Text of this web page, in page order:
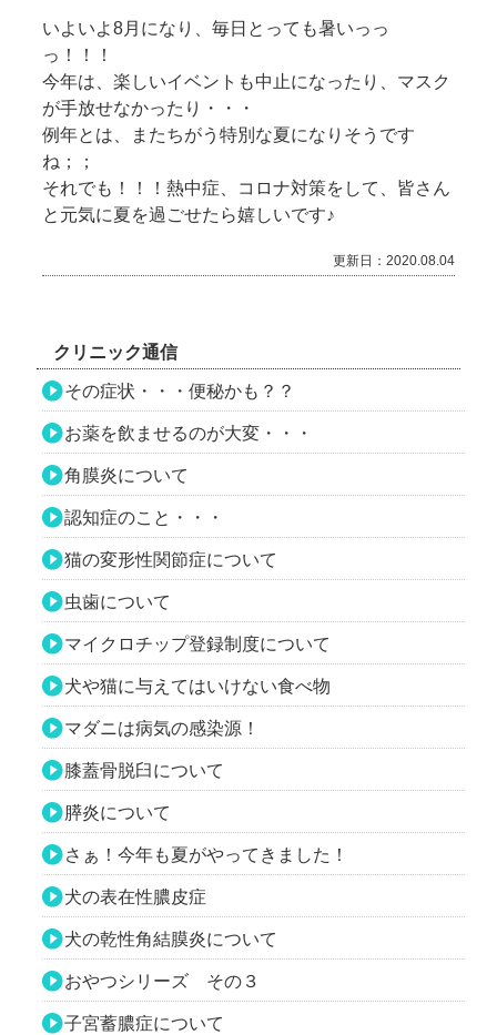
いよいよ8月になり、毎日とっても暑いっっ
っ！！！
今年は、楽しいイベントも中止になったり、マスク
が手放せなかったり・・・
例年とは、またちがう特別な夏になりそうです
ね；；
それでも！！！熱中症、コロナ対策をして、皆さん
と元気に夏を過ごせたら嬉しいです♪
更新日：2020.08.04
クリニック通信
その症状・・・便秘かも？？
お薬を飲ませるのが大変・・・
角膜炎について
認知症のこと・・・
猫の変形性関節症について
虫歯について
マイクロチップ登録制度について
犬や猫に与えてはいけない食べ物
マダニは病気の感染源！
膝蓋骨脱臼について
膵炎について
さぁ！今年も夏がやってきました！
犬の表在性膿皮症
犬の乾性角結膜炎について
おやつシリーズ その３
子宮蓄膿症について